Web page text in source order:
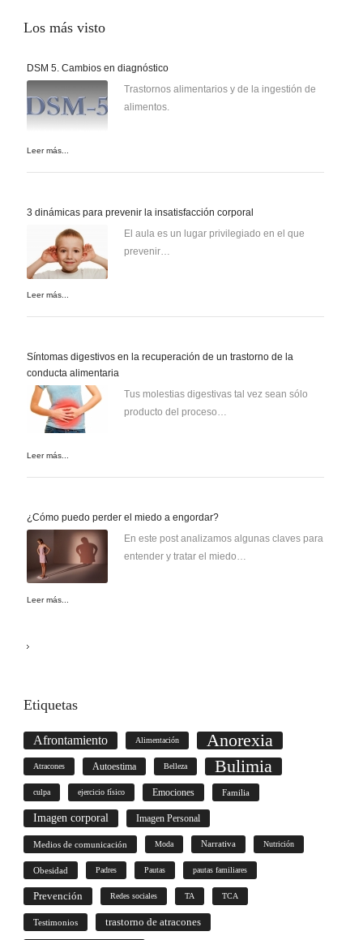
Los más visto
DSM 5. Cambios en diagnóstico
Trastornos alimentarios y de la ingestión de
alimentos.
Leer más...
3 dinámicas para prevenir la insatisfacción corporal
El aula es un lugar privilegiado en el que
prevenir…
Leer más...
Síntomas digestivos en la recuperación de un trastorno de la
conducta alimentaria
Tus molestias digestivas tal vez sean sólo
producto del proceso…
Leer más...
¿Cómo puedo perder el miedo a engordar?
En este post analizamos algunas claves para
entender y tratar el miedo…
Leer más...
Etiquetas
Afrontamiento Alimentación Anorexia
Atracones Autoestima Belleza Bulimia
culpa ejercicio físico Emociones Familia
Imagen corporal Imagen Personal
Medios de comunicación Moda Narrativa Nutrición
Obesidad Padres Pautas pautas familiares
Prevención Redes sociales TA TCA
Testimonios trastorno de atracones